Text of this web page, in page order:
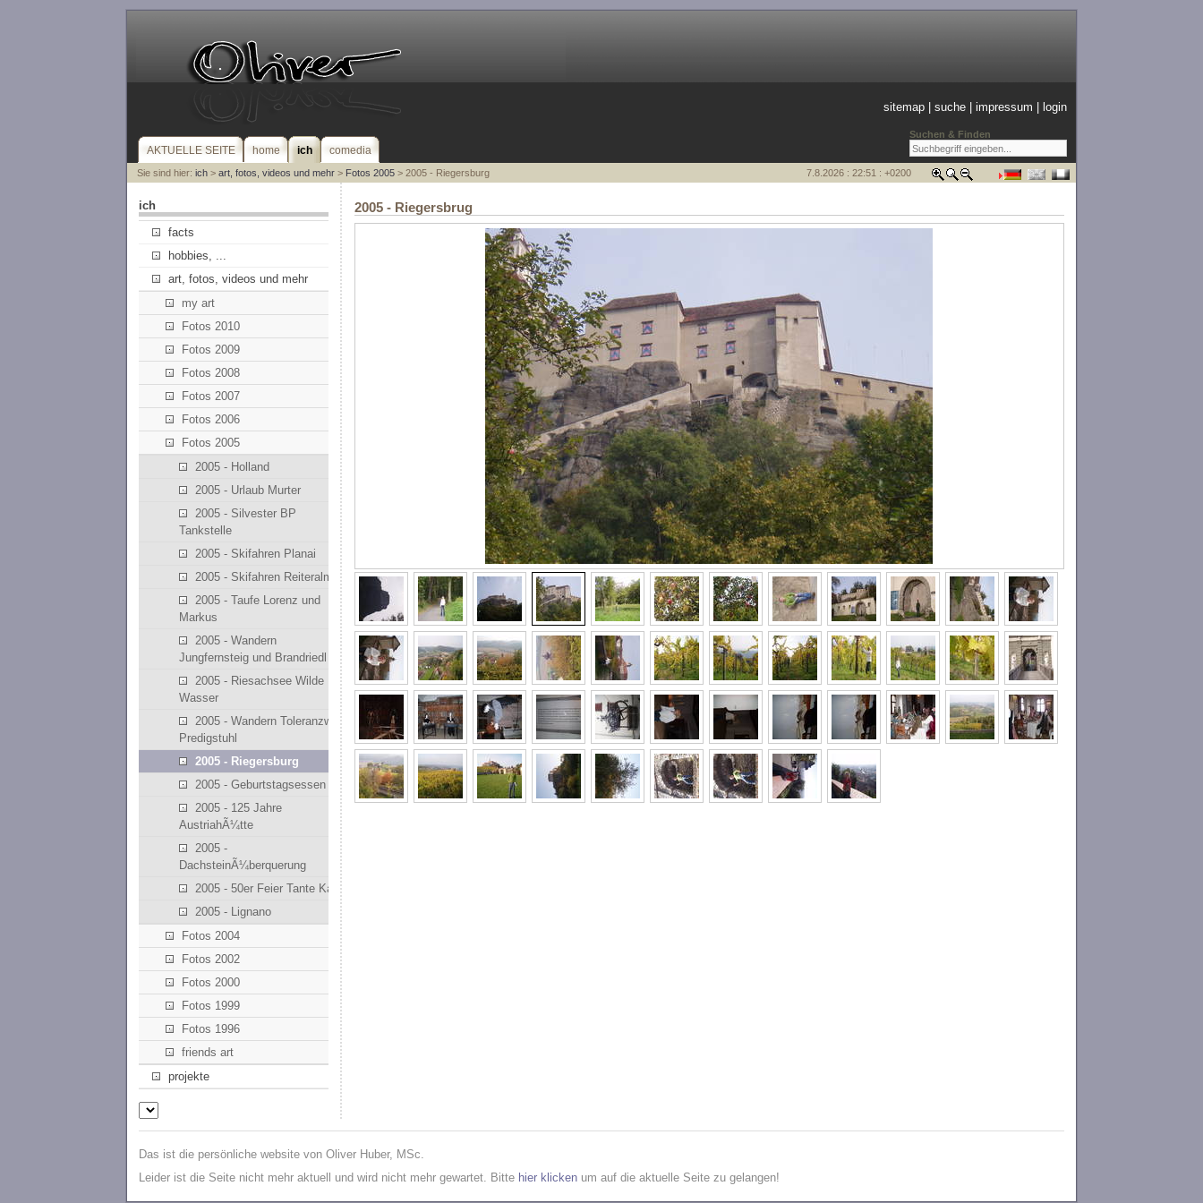
Suchen & Finden
sitemap |suche |impressum login
AKTUELLE SEITE home ich comedia
Sie sind hier: ich> art, fotos, videos und mehr> Fotos 2005> 2005 - Riegersburg 7.8.2026 : 22:51 : +0200
ich
facts
hobbies, ...
art, fotos, videos und mehr
my art
Fotos 2010
Fotos 2009
Fotos 2008
Fotos 2007
Fotos 2006
Fotos 2005
2005 - Holland
2005 - Urlaub Murter
2005 - Silvester BP
Tankstelle
2005 - Skifahren Planai
2005 - Skifahren Reiteralm
2005 - Taufe Lorenz und
Markus
2005 - Wandern
Jungfernsteig und Brandriedl
2005 - Riesachsee Wilde
Wasser
2005 - Wandern Toleranzweg
Predigstuhl
2005 - Riegersburg
2005 - Geburtstagsessen
2005 - 125 Jahre
AustriahÃ¼tte
2005 -
DachsteinÃ¼berquerung
2005 - 50er Feier Tante Kathi
2005 - Lignano
Fotos 2004
Fotos 2002
Fotos 2000
Fotos 1999
Fotos 1996
friends art
projekte
2005 - Riegersbrug
Das ist die persönliche website von Oliver Huber, MSc.
Leider ist die Seite nicht mehr aktuell und wird nicht mehr gewartet. Bitte hier klicken um auf die aktuelle Seite zu gelangen!